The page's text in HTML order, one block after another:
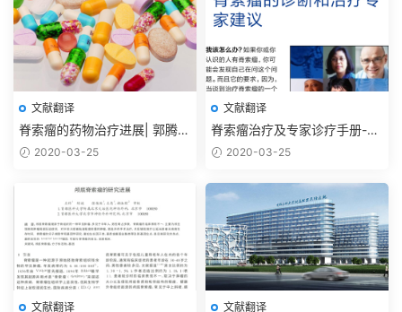
文献翻译
脊索瘤的药物治疗进展| 郭腾显
李欢 吴震2017
2020-03-25
文献翻译
脊索瘤治疗及专家诊疗手册-脊
索瘤基金会
2020-03-25
文献翻译 文献翻译